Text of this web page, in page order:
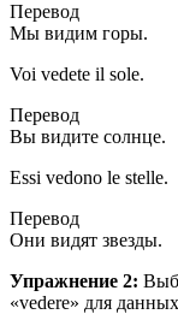
Перевод
Мы видим горы.
Voi vedete il sole.
Перевод
Вы видите солнце.
Essi vedono le stelle.
Перевод
Они видят звезды.
Упражнение 2:
«vedere» для